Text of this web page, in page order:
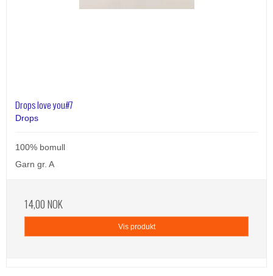
Drops love you#7
Drops
100% bomull
Garn gr. A
14,00 NOK
Vis produkt